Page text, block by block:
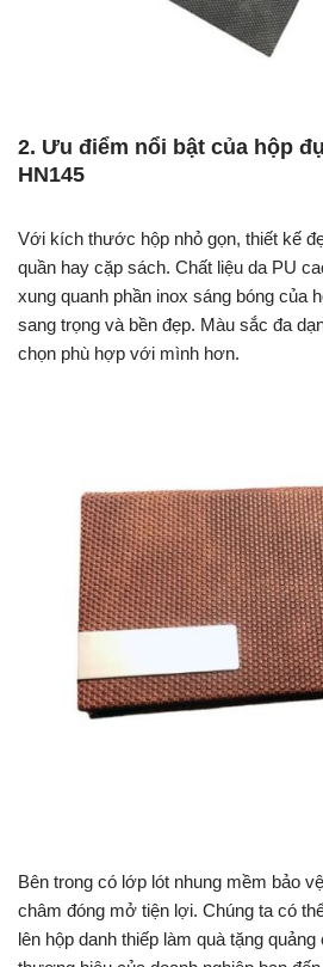
2. Ưu điểm nổi bật của hộp
HN145
Với kích thước hộp nhỏ gọn, thiết kế
quần hay cặp sách. Chất liệu da PU
xung quanh phần inox sáng bóng của
sang trọng và bền đẹp. Màu sắc đa
chọn phù hợp với mình hơn.
Bên trong có lớp lót nhung mềm bảo
châm đóng mở tiện lợi. Chúng ta có
lên hộp danh thiếp làm quà tặng